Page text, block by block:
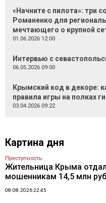
«Начните с пилота»: три
Романенко для
мечтающего о крупной
01.06.2026 12:00
Интервью с
06.05.2026 09:00
Крымский код в декоре:
правила игры на полках
03.04.2026 09:22
Картина дня
Преступность
Жительница Крыма
мошенникам 14,5 млн
08.08.2026 22:45